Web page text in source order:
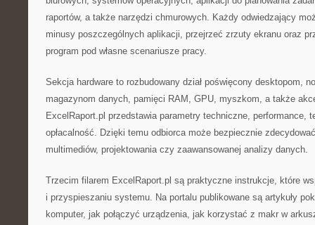
raportów, a także narzędzi chmurowych. Każdy odwiedzający
minusy poszczególnych aplikacji, przejrzeć zrzuty ekranu oraz
program pod własne scenariusze pracy.
Sekcja hardware to rozbudowany dział poświęcony desktopom,
magazynom danych, pamięci RAM, GPU, myszkom, a także
ExcelRaport.pl przedstawia parametry techniczne, performance,
opłacalność. Dzięki temu odbiorca może bezpiecznie
multimediów, projektowania czy zaawansowanej analizy danych.
Trzecim filarem ExcelRaport.pl są praktyczne instrukcje, które
i przyspieszaniu systemu. Na portalu publikowane są artykuły
komputer, jak połączyć urządzenia, jak korzystać z makr w